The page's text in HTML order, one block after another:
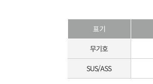
표기
무기호
SUS/ASS